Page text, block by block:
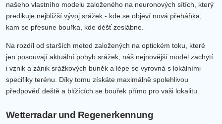
našeho vlastního modelu založeného na neuronových sítích, který
predikuje nejbližší vývoj srážek - kde se objeví nová přeháňka,
kam se přesune bouřka, kde déšť zeslábne.
Na rozdíl od starších metod založených na optickém toku, které
jen posouvají aktuální pohyb srážek, náš nejnovější model zachytí
i vznik a zánik srážkových buněk a lépe se vyrovná s lokálními
specifiky terénu. Díky tomu získáte maximálně spolehlivou
předpověď deště a blížících se bouřek přímo pro vaši lokalitu.
Wetterradar und Regenerkennung